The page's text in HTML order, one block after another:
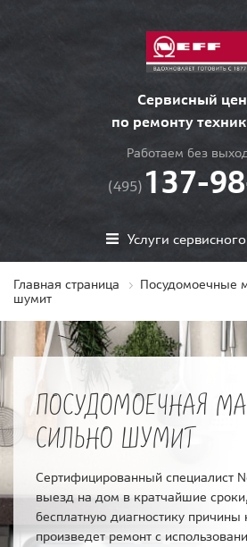
Сервисный
по ремонту
Работаем без
(495) 137-
Услуги
Главная страница Посудомоечные
шумит
ПОСУДОМОЕЧНАЯ
СИЛЬНО ШУМИТ
Сертифицированный специалист
выезд на дом в кратчайшие
бесплатную диагностику причины
произведет ремонт с